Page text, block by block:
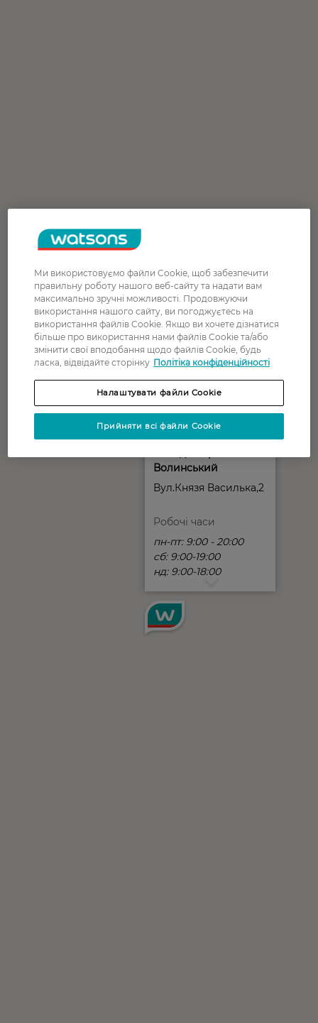
Ми використовуємо файли Cookie, щоб забезпечити
правильну роботу нашого веб-сайту та надати вам
максимально зручні можливості. Продовжуючи
використання нашого сайту, ви погоджуєтесь на
використання файлів Cookie. Якщо ви хочете дізнатися
більше про використання нами файлів Cookie та/або
змінити свої вподобання щодо файлів Cookie, будь
ласка, відвідайте сторінку Політіка конфіденційності
Налаштувати файли Cookie
Прийняти всі файли Cookie